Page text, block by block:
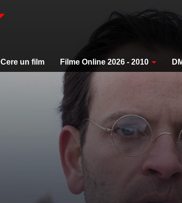
Cere un film Filme Online 2026 - 2010